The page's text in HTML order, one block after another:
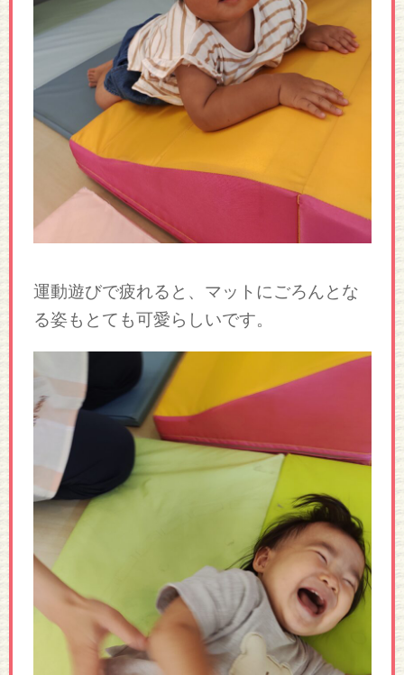
運動遊びで疲れると、マットにごろんとな
る姿もとても可愛らしいです。